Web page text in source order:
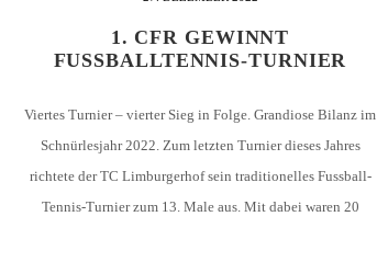
U10 / E2 (2011)
U8 / F2
U7 / BAMBINI
DOKUMENTE
1. CFR GEWINNT
FUSSBALLTENNIS-TURNIER
Viertes Turnier – vierter Sieg in Folge. Grandiose Bilanz im
Schnürlesjahr 2022. Zum letzten Turnier dieses Jahres
richtete der TC Limburgerhof sein traditionelles Fussball-
Tennis-Turnier zum 13. Male aus. Mit dabei waren 20